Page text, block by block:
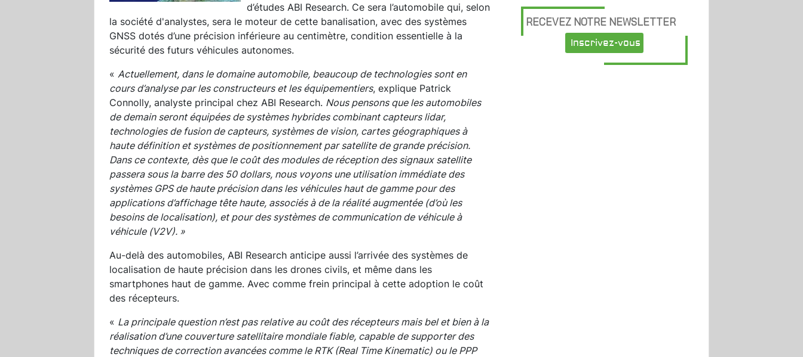
d’études ABI Research. Ce sera l’automobile qui, selon
la société d'analystes, sera le moteur de cette banalisation, avec des systèmes
GNSS dotés d’une précision inférieure au centimètre, condition essentielle à la
sécurité des futurs véhicules autonomes.
« Actuellement, dans le domaine automobile, beaucoup de technologies sont en
cours d’analyse par les constructeurs et les équipementiers, explique Patrick
Connolly, analyste principal chez ABI Research. Nous pensons que les automobiles
de demain seront équipées de systèmes hybrides combinant capteurs lidar,
technologies de fusion de capteurs, systèmes de vision, cartes géographiques à
haute définition et systèmes de positionnement par satellite de grande précision.
Dans ce contexte, dès que le coût des modules de réception des signaux satellite
passera sous la barre des 50 dollars, nous voyons une utilisation immédiate des
systèmes GPS de haute précision dans les véhicules haut de gamme pour des
applications d’affichage tête haute, associés à de la réalité augmentée (d’où les
besoins de localisation), et pour des systèmes de communication de véhicule à
véhicule (V2V). »
Au-delà des automobiles, ABI Research anticipe aussi l’arrivée des systèmes de
localisation de haute précision dans les drones civils, et même dans les
smartphones haut de gamme. Avec comme frein principal à cette adoption le coût
des récepteurs.
« La principale question n’est pas relative au coût des récepteurs mais bel et bien à la
réalisation d’une couverture satellitaire mondiale fiable, capable de supporter des
techniques de correction avancées comme le RTK (Real Time Kinematic) ou le PPP
RECEVEZ NOTRE NEWSLETTER
Inscrivez-vous